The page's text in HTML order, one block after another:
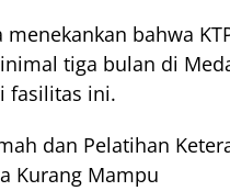
menekankan bahwa
tiga bulan di
fasilitas ini.
dan Pelatihan
Kurang Mampu